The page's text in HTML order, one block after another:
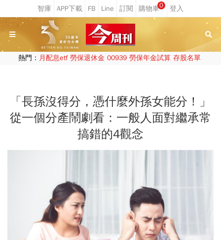
0
熱門： 月配息etf 勞保退休金 00939 勞保年金試算 存股名單
「長孫沒得分，憑什麼外孫女能分！」
從一個分產鬧劇看：一般人面對繼承常
搞錯的4觀念